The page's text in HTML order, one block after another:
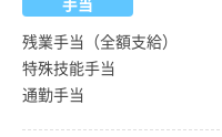
残業手当（全額支給）
特殊技能手当
通勤手当